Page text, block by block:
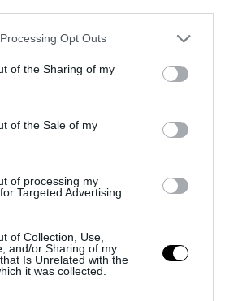
website/app uses one or more Google
or usage behaviour. You may click to
to Google and its third-party tags to
specified purposes in below Google
Opt Outs
of the Sharing of my
of the Sale of my
of processing my
Targeted Advertising.
of Collection, Use,
and/or Sharing of my
Is Unrelated with the
it was collected.